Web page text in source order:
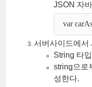
JSON 자
var
서버사이드에서
String 타
string으로
성한다.